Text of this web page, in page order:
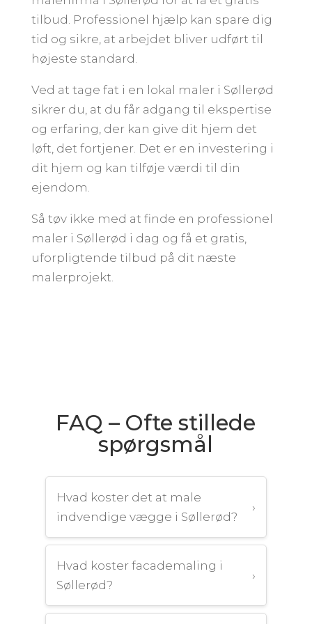
tilbud. Professionel hjælp kan spare dig
tid og sikre, at arbejdet bliver udført til
højeste standard.
Ved at tage fat i en lokal maler i Søllerød
sikrer du, at du får adgang til ekspertise
og erfaring, der kan give dit hjem det
løft, det fortjener. Det er en investering i
dit hjem og kan tilføje værdi til din
ejendom.
Så tøv ikke med at finde en professionel
maler i Søllerød i dag og få et gratis,
uforpligtende tilbud på dit næste
malerprojekt.
FAQ – Ofte stillede
spørgsmål
Hvad koster det at male
indvendige vægge i Søllerød?
›
Hvad koster facademaling i
Søllerød?
›